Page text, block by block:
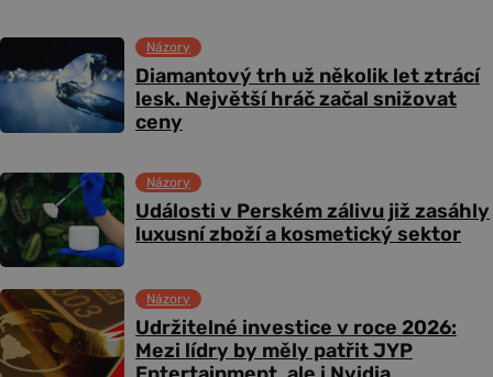
Diamantový trh už několik let ztrácí
lesk. Největší hráč začal snižovat
ceny
Názory
Události v Perském zálivu již zasáhly
luxusní zboží a kosmetický sektor
Názory
Udržitelné investice v roce 2026:
Mezi lídry by měly patřit JYP
Názory